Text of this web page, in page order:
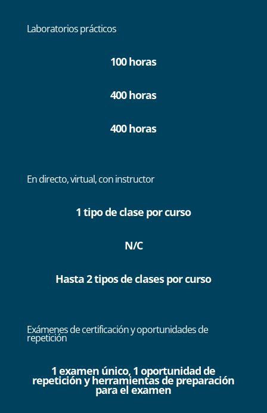
Laboratorios prácticos
100 horas
400 horas
400 horas
En directo, virtual, con instructor
1 tipo de clase por curso
N/C
Hasta 2 tipos de clases por curso
Exámenes de certificación y oportunidades de
repetición
1 examen único, 1 oportunidad de
repetición y herramientas de preparación
para el examen